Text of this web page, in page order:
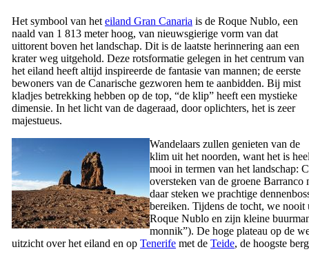
Het symbool van het eiland Gran Canaria is de Roque Nublo, een
naald van 1 813 meter hoog, van nieuwsgierige vorm van dat
uittorent boven het landschap. Dit is de laatste herinnering aan een
krater weg uitgehold. Deze rotsformatie gelegen in het centrum van
het eiland heeft altijd inspireerde de fantasie van mannen; de eerste
bewoners van de Canarische gezworen hem te aanbidden. Bij mist
kladjes betrekking hebben op de top, “de klip” heeft een mystieke
dimensie. In het licht van de dageraad, door oplichters, het is zeer
majestueus.
Wandelaars zullen genieten van de
klim uit het noorden, want het is
mooi in termen van het landschap:
oversteken van de groene Barranco
daar steken we prachtige
bereiken. Tijdens de tocht, we nooit
Roque Nublo en zijn kleine
monnik”). De hoge plateau op de
uitzicht over het eiland en op Tenerife met de Teide, de hoogste